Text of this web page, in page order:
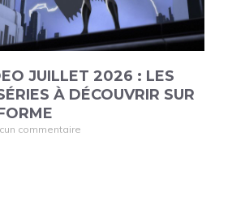
JUILLET 2026 : LES
À DÉCOUVRIR SUR
commentaire